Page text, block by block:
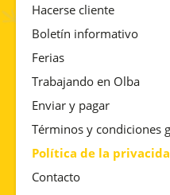
Hacerse cliente
Boletín informativo
Ferias
Trabajando en Olba
Enviar y pagar
Términos y condiciones
Política de la
Contacto